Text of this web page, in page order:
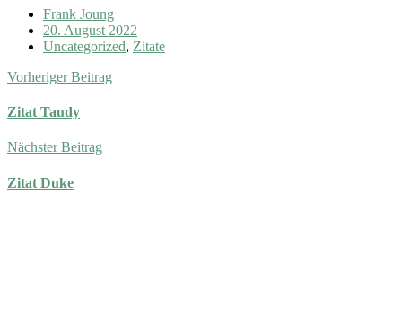
Frank Joung
20. August 2022
Uncategorized, Zitate
Vorheriger Beitrag
Zitat Taudy
Nächster Beitrag
Zitat Duke